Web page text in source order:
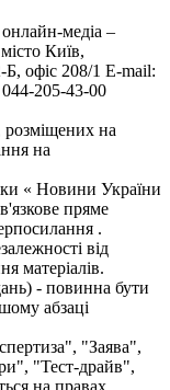
медіа –
Київ,
офіс 208/1 E-mail:
205-43-00
розміщених на
на
« Новини України
пряме
.
від
матеріалів.
- повинна бути
абзаці
"Заява",
"Тест-драйв",
на правах